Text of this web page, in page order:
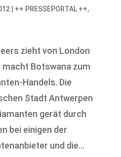
| ++ PRESSEPORTAL ++,
zieht von London
macht Botswana zum
Handels. Die
Stadt Antwerpen
gerät durch
bei einigen der
und die...